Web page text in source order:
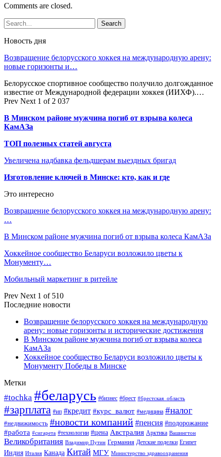
Comments are closed.
Новость дня
Возвращение белорусского хоккея на международную арену:
новые горизонты и…
Белорусское спортивное сообщество получило долгожданное
известие от Международной федерации хоккея (ИИХФ).…
Prev Next 1 of 2 037
В Минском районе мужчина погиб от взрыва колеса
КамАЗа
ТОП полезных статей августа
Увеличена надбавка фельдшерам выездных бригад
Изготовление ключей в Минске: кто, как и где
Это интересно
Возвращение белорусского хоккея на международную арену:
…
В Минском районе мужчина погиб от взрыва колеса КамАЗа
Хоккейное сообщество Беларуси возложило цветы к
Монументу…
Мобильный маркетинг в ритейле
Prev Next 1 of 510
Последние новости
Возвращение белорусского хоккея на международную
арену: новые горизонты и исторические достижения
В Минском районе мужчина погиб от взрыва колеса
КамАЗа
Хоккейное сообщество Беларуси возложило цветы к
Монументу Победы в Минске
Метки
#tochka #беларусь #бизнес #брест #брестская_область
#зарплата #ип #кредит #курс_валют #медицина #налог
#недвижимость #новости компаний #пенсия #подорожание
#работа #сигарета #технологии #цена Австралия Арктика Вашингтон
Великобритания Владимир Путин Германия Детские поделки Египет
Индия Италия Канада Китай МГУ Министерство здравоохранения